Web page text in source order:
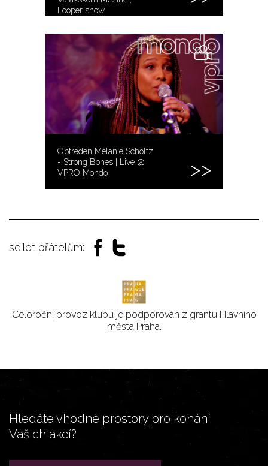
Looper show
Optreden Melanie Scholtz
- Strong Bones | Live @
VPRO Mondo
sdílet přátelům:
Celoroční provoz klubu je podporován z grantu Hlavního
města Praha.
Hledáte vhodné prostory pro konání
Vašich akcí?